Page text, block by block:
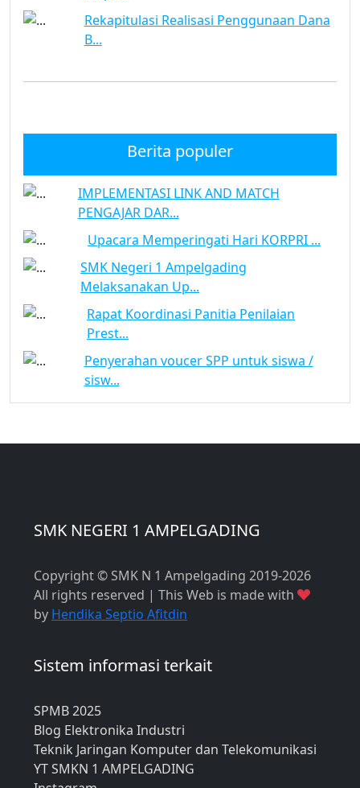
Rekapitulasi Realisasi Penggunaan Dana
B...
Berita populer
IMPLEMENTASI LINK AND MATCH
PENGAJAR DAR...
Upacara Memperingati Hari KORPRI ...
SMK Negeri 1 Ampelgading
Melaksanakan Up...
Rapat Koordinasi Panitia Penilaian
Prest...
Penyerahan voucer SPP untuk siswa /
sisw...
SMK NEGERI 1 AMPELGADING
Copyright © SMK N 1 Ampelgading 2019-2026
All rights reserved | This Web is made with
by Hendika Septio Afitdin
Sistem informasi terkait
SPMB 2025
Blog Elektronika Industri
Teknik Jaringan Komputer dan Telekomunikasi
YT SMKN 1 AMPELGADING